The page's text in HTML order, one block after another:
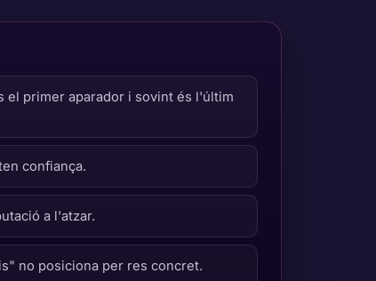
primer aparador i sovint és l'últim
confiança.
a l'atzar.
no posiciona per res concret.